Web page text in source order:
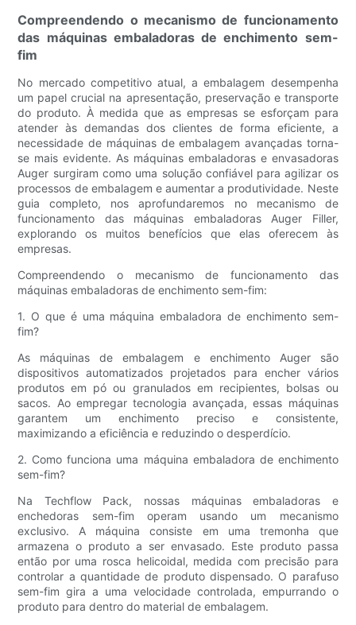
Compreendendo o mecanismo de funcionamento
das máquinas embaladoras de enchimento sem-
fim
No mercado competitivo atual, a embalagem desempenha
um papel crucial na apresentação, preservação e transporte
do produto. À medida que as empresas se esforçam para
atender às demandas dos clientes de forma eficiente, a
necessidade de máquinas de embalagem avançadas torna-
se mais evidente. As máquinas embaladoras e envasadoras
Auger surgiram como uma solução confiável para agilizar os
processos de embalagem e aumentar a produtividade. Neste
guia completo, nos aprofundaremos no mecanismo de
funcionamento das máquinas embaladoras Auger Filler,
explorando os muitos benefícios que elas oferecem às
empresas.
Compreendendo o mecanismo de funcionamento das
máquinas embaladoras de enchimento sem-fim:
1. O que é uma máquina embaladora de enchimento sem-
fim?
As máquinas de embalagem e enchimento Auger são
dispositivos automatizados projetados para encher vários
produtos em pó ou granulados em recipientes, bolsas ou
sacos. Ao empregar tecnologia avançada, essas máquinas
garantem um enchimento preciso e consistente,
maximizando a eficiência e reduzindo o desperdício.
2. Como funciona uma máquina embaladora de enchimento
sem-fim?
Na Techflow Pack, nossas máquinas embaladoras e
enchedoras sem-fim operam usando um mecanismo
exclusivo. A máquina consiste em uma tremonha que
armazena o produto a ser envasado. Este produto passa
então por uma rosca helicoidal, medida com precisão para
controlar a quantidade de produto dispensado. O parafuso
sem-fim gira a uma velocidade controlada, empurrando o
produto para dentro do material de embalagem.